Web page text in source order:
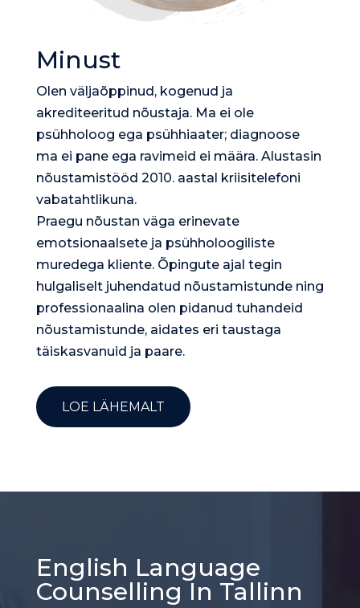
Minust
Olen väljaõppinud, kogenud ja
akrediteeritud nõustaja. Ma ei ole
psühholoog ega psühhiaater; diagnoose
ma ei pane ega ravimeid ei määra. Alustasin
nõustamistööd 2010. aastal kriisitelefoni
vabatahtlikuna.
Praegu nõustan väga erinevate
emotsionaalsete ja psühholoogiliste
muredega kliente. Õpingute ajal tegin
hulgaliselt juhendatud nõustamistunde ning
professionaalina olen pidanud tuhandeid
nõustamistunde, aidates eri taustaga
täiskasvanuid ja paare.
LOE LÄHEMALT
English Language
Counselling In Tallinn